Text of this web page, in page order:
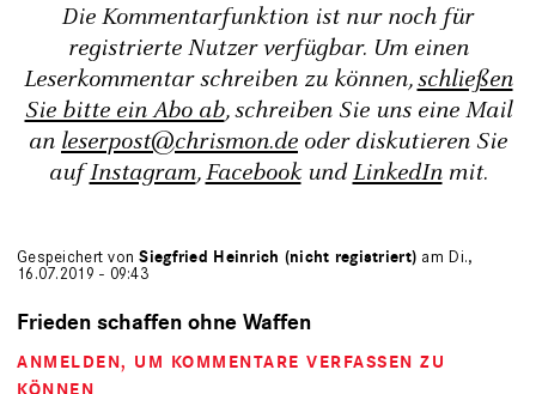
Die Kommentarfunktion ist nur noch für
registrierte Nutzer verfügbar. Um einen
Leserkommentar schreiben zu können,schließen
Sie bitte ein Abo ab, schreiben Sie uns eine Mail
an leserpost@chrismon.de oder diskutieren Sie
aufInstagram,FacebookundLinkedInmit.
Gespeichert vonSiegfried Heinrich (nicht registriert) am Di.,
16.07.2019 - 09:43
Frieden schaffen ohne Waffen
ANMELDEN, UM KOMMENTARE VERFASSEN ZU